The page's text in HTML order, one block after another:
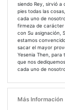
siendo Rey, sirvió a
pies todas las
cada uno de
firmeza de carácter
con Su asignación,
estamos
sacar el mayor
Yesenia Then,
que nos
cada uno de
Más Información